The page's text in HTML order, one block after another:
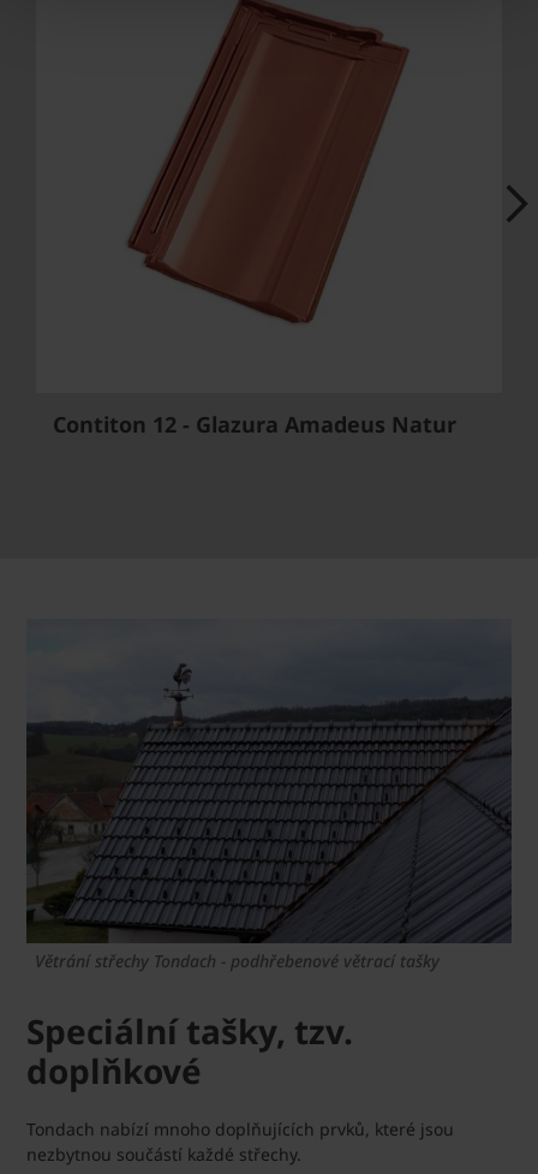
Contiton 12 - Glazura Amadeus Natur
Next
Větrání střechy Tondach - podhřebenové větrací tašky
Speciální tašky, tzv.
doplňkové
Tondach nabízí mnoho doplňujících prvků, které jsou
nezbytnou součástí každé střechy.